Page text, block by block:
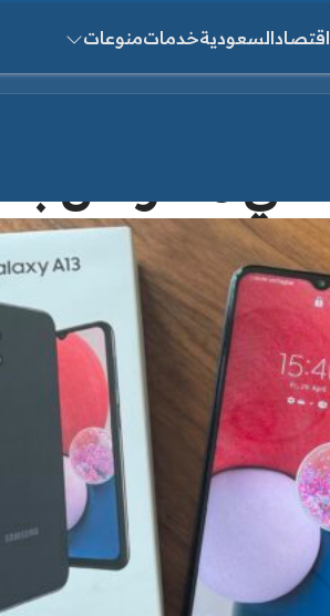
اقتصادالسعوديةخدماتمنوعات